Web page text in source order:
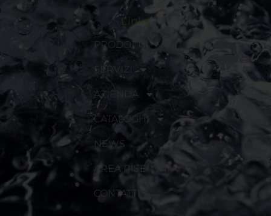
Links
PRODOTTI
SERVIZI
AZIENDA
CATALOGHI
NEWS
AREA RISERVATA
CONTATTI